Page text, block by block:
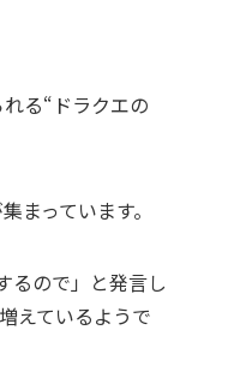
る“ドラクエの
まっています。
るので」と発言し
えているようで